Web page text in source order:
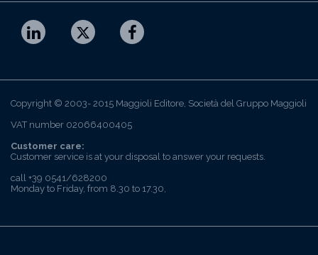
Copyright © 2003- 2015 Maggioli Editore, Società del Gruppo Maggioli
VAT number 02066400405
Customer care:
Customer service is at your disposal to answer your requests.
call +39 0541/628200
Monday to Friday, from 8.30 to 17.30,